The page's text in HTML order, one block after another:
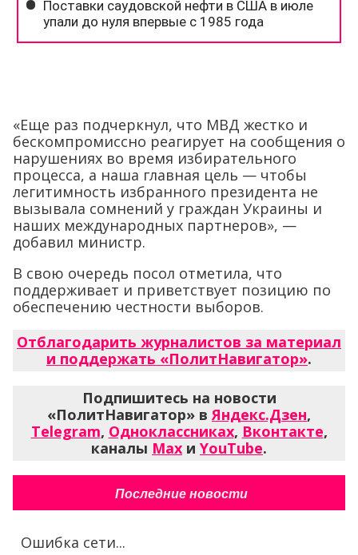
«Еще раз подчеркнул, что МВД жестко и
бескомпромиссно реагирует на сообщения о
нарушениях во время избирательного
процесса, а наша главная цель — чтобы
легитимность избранного президента не
вызывала сомнений у граждан Украины и
наших международных партнеров», —
добавил министр.
В свою очередь посол отметила, что
поддерживает и приветствует позицию по
обеспечению честности выборов.
Отблагодарить журналистов за материал
и поддержать «ПолитНавигатор».
Подпишитесь на новости
«ПолитНавигатор» вЯндекс.Дзен,
Telegram, Одноклассниках, Вконтакте,
каналы Max и YouTube.
Последние новости
Ошибка сети...